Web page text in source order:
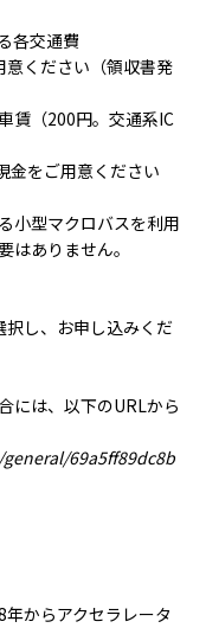
各交通費
意ください（領収書発
賃（200円。交通系IC
金をご用意ください
小型マクロバスを利用
はありません。
択し、お申し込みくだ
には、以下のURLから
69a5ff89dc8b
からアクセラレータ